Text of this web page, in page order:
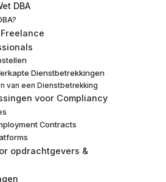
DBA
Dienstbetrekkingen
van een Dienstbetrekking
voor Compliancy
Contracts
opdrachtgevers &